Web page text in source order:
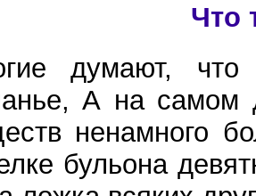
Что
думают, что
А на самом
ненамного
бульона